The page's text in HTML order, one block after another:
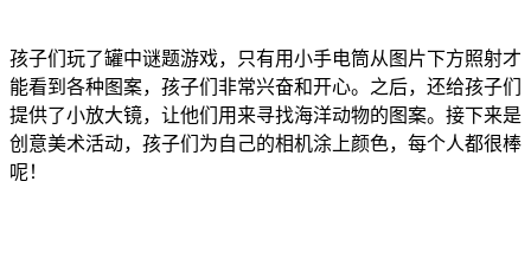
孩子们玩了罐中谜题游戏，只有用小手电筒从图片下方照射才
能看到各种图案，孩子们非常兴奋和开心。之后，还给孩子们
提供了小放大镜，让他们用来寻找海洋动物的图案。接下来是
创意美术活动，孩子们为自己的相机涂上颜色，每个人都很棒
呢！